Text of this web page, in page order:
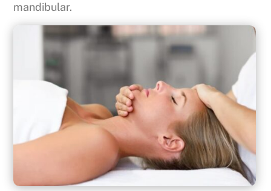
mandibular.